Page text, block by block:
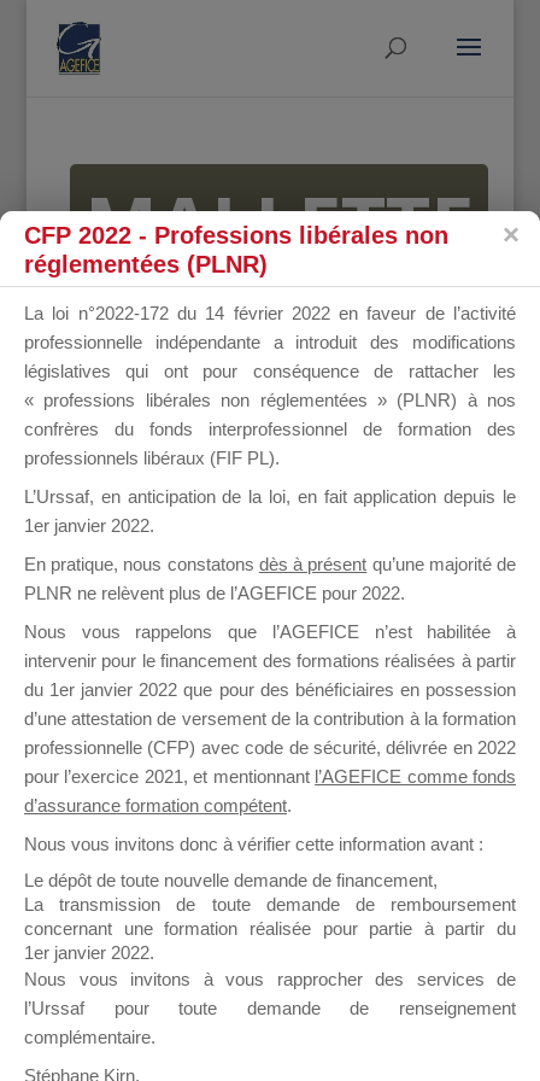
MALLETTE
DU
DIRIGEANT
il y a un mois
Ce groupe est destiné aux Organismes de
Formation qui souhaitent répondre à l’Appel à
Propositions Mallette du Dirigeant.
Ce groupe propose un forum dédié au support
sur lequel il est possible de laisser un message
ou poser une question.
NB : Il est nécessaire d’être
pouvoir rejoindre ce groupe
CFP 2022 - Professions libérales non
réglementées (PLNR)
La loi n°2022-172 du 14 février 2022 en faveur de l’activité
professionnelle indépendante a introduit des modifications
législatives qui ont pour conséquence de rattacher les
« professions libérales non réglementées » (PLNR) à nos
confrères du fonds interprofessionnel de formation des
professionnels libéraux (FIF PL).
L’Urssaf, en anticipation de la loi, en fait application depuis le
1er janvier 2022.
En pratique, nous constatons dès à présent qu’une majorité de
PLNR ne relèvent plus de l’AGEFICE pour 2022.
Nous vous rappelons que l’AGEFICE n’est habilitée à
intervenir pour le financement des formations réalisées à partir
du 1er janvier 2022 que pour des bénéficiaires en possession
d’une attestation de versement de la contribution à la formation
professionnelle (CFP) avec code de sécurité, délivrée en 2022
pour l’exercice 2021, et mentionnant l’AGEFICE comme fonds
d’assurance formation compétent.
Nous vous invitons donc à vérifier cette information avant :
Le dépôt de toute nouvelle demande de financement,
La transmission de toute demande de remboursement
concernant une formation réalisée pour partie à partir du
1er janvier 2022.
Nous vous invitons à vous rapprocher des services de
l’Urssaf pour toute demande de renseignement
complémentaire.
Stéphane Kirn,